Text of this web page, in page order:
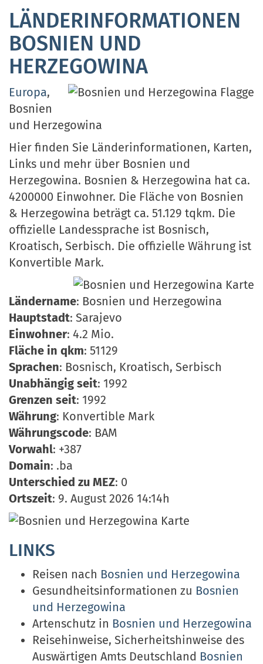
LÄNDERINFORMATIONEN
BOSNIEN UND
HERZEGOWINA
Europa,
Bosnien
und Herzegowina
Hier finden Sie Länderinformationen, Karten,
Links und mehr über Bosnien und
Herzegowina. Bosnien & Herzegowina hat ca.
4200000 Einwohner. Die Fläche von Bosnien
& Herzegowina beträgt ca. 51.129 tqkm. Die
offizielle Landessprache ist Bosnisch,
Kroatisch, Serbisch. Die offizielle Währung ist
Konvertible Mark.
Ländername: Bosnien und Herzegowina
Hauptstadt: Sarajevo
Einwohner: 4.2 Mio.
Fläche in qkm: 51129
Sprachen: Bosnisch, Kroatisch, Serbisch
Unabhängig seit: 1992
Grenzen seit: 1992
Währung: Konvertible Mark
Währungscode: BAM
Vorwahl: +387
Domain: .ba
Unterschied zu MEZ: 0
Ortszeit: 9. August 2026 14:14h
LINKS
Reisen nach Bosnien und Herzegowina
Gesundheitsinformationen zu Bosnien
und Herzegowina
Artenschutz in Bosnien und Herzegowina
Reisehinweise, Sicherheitshinweise des
Auswärtigen Amts Deutschland Bosnien